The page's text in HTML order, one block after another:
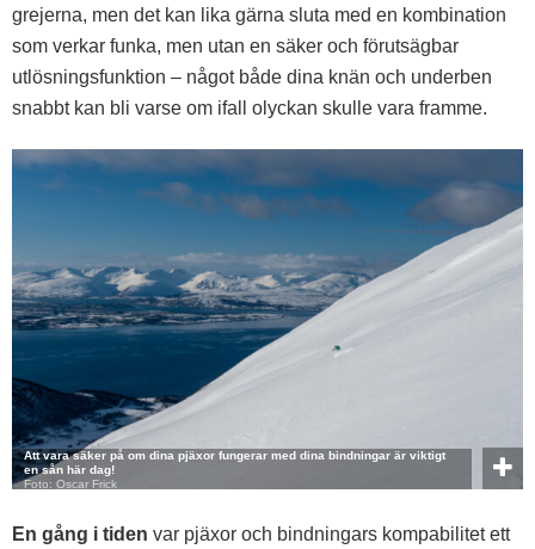
grejerna, men det kan lika gärna sluta med en kombination
som verkar funka, men utan en säker och förutsägbar
utlösningsfunktion – något både dina knän och underben
snabbt kan bli varse om ifall olyckan skulle vara framme.
Att vara säker på om dina pjäxor fungerar med dina bindningar är viktigt
en sån här dag!
Foto: Oscar Frick
En gång i tiden var pjäxor och bindningars kompabilitet ett